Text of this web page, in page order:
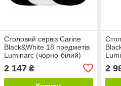
Столовий сервіз Carine
Black&White 18 предметів
Luminarc (чорно-білий)
2 147₴ 2